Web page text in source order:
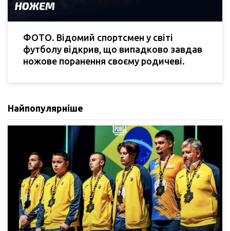
ФОТО. Відомий спортсмен у світі
футболу відкрив, що випадково завдав
ножове поранення своєму родичеві.
Найпопулярніше